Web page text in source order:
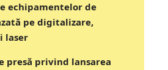
echipamentelor de
pe digitalizare,
laser
presă privind lansarea